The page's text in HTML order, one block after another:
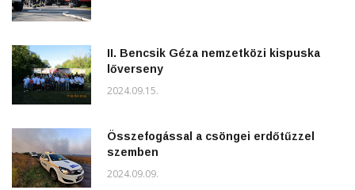
II. Bencsik Géza nemzetközi kispuska
lőverseny
2024.09.15.
Összefogással a csöngei erdőtűzzel
szemben
2024.09.09.